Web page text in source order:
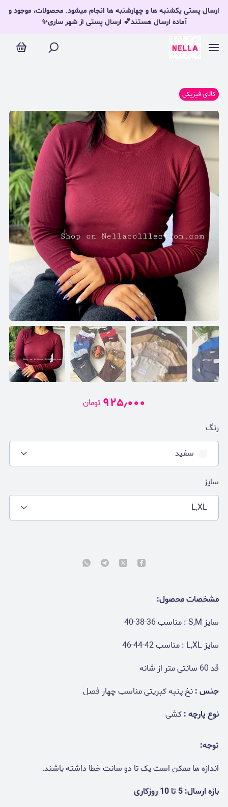
ارسال پستی یکشنبه ها و چهارشنبه ها انجام میشود. محصولات، موجود و
آماده ارسال هستند💕 ارسال پستی از شهر ساری✨
کالای فیزیکی
۹۲۵٫۰۰۰ تومان
رنگ
سفید
سایز
L,XL
مشخصات محصول:
سایز S,M : مناسب 36-38-40
سایز L,XL : مناسب 42-44-46
قد 60 سانتی متر از شانه
جنس :نخ پنبه کبریتی مناسب چهار فصل
نوع پارچه :کشی
توجه:
اندازه ها ممکن است یک تا دو سانت خطا داشته باشند.
بازه ارسال: 5 تا 10 روزکاری